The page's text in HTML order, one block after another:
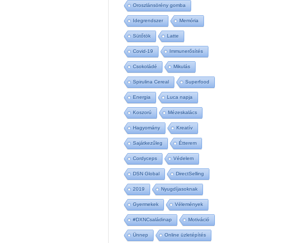
Oroszlánsörény gomba
Idegrendszer Memória
Sütőtök Latte
Covid-19 Immunerősítés
Csokoládé Mikulás
Spirulina Cereal Superfood
Energia Luca napja
Koszorú Mézeskalács
Hagyomány Kreatív
Sajátkezűleg Étterem
Cordyceps Védelem
DSN Global DirectSelling
2019 Nyugdíjasoknak
Gyermekek Vélemények
#DXNCsaládinap Motiváció
Ünnep Online üzletépítés